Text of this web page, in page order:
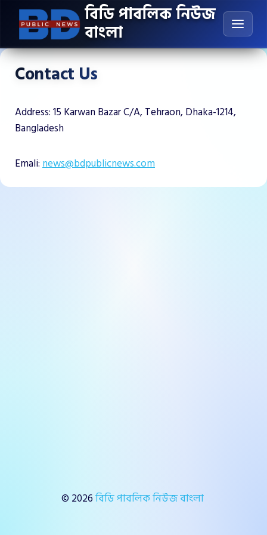
content
বিডি পাবলিক নিউজ
বাংলা
Contact Us
Address: 15 Karwan Bazar C/A, Tehraon, Dhaka-1214,
Bangladesh
Emali:news@bdpublicnews.com
© 2026বিডি পাবলিক নিউজ বাংলা